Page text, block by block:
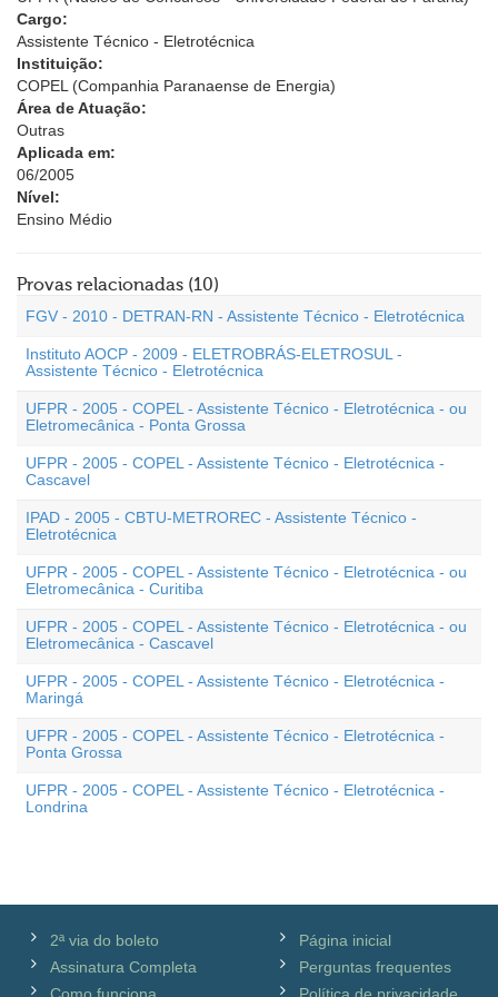
Cargo:
Assistente Técnico - Eletrotécnica
Instituição:
COPEL (Companhia Paranaense de Energia)
Área de Atuação:
Outras
Aplicada em:
06/2005
Nível:
Ensino Médio
Provas relacionadas (10)
FGV - 2010 - DETRAN-RN - Assistente Técnico - Eletrotécnica
Instituto AOCP - 2009 - ELETROBRÁS-ELETROSUL -
Assistente Técnico - Eletrotécnica
UFPR - 2005 - COPEL - Assistente Técnico - Eletrotécnica - ou
Eletromecânica - Ponta Grossa
UFPR - 2005 - COPEL - Assistente Técnico - Eletrotécnica -
Cascavel
IPAD - 2005 - CBTU-METROREC - Assistente Técnico -
Eletrotécnica
UFPR - 2005 - COPEL - Assistente Técnico - Eletrotécnica - ou
Eletromecânica - Curitiba
UFPR - 2005 - COPEL - Assistente Técnico - Eletrotécnica - ou
Eletromecânica - Cascavel
UFPR - 2005 - COPEL - Assistente Técnico - Eletrotécnica -
Maringá
UFPR - 2005 - COPEL - Assistente Técnico - Eletrotécnica -
Ponta Grossa
UFPR - 2005 - COPEL - Assistente Técnico - Eletrotécnica -
Londrina
2ª via do boleto
Assinatura Completa
Página inicial
Perguntas frequentes